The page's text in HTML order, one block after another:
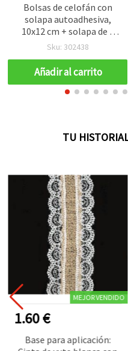
Bolsas de celofán con
solapa autoadhesiva,
10x12 cm + solapa de 3
cm, 30 micras, pack de 200
manualidades
Sku: 302438
Añadir al carrito
TU
MEJOR VENDIDO
1.60 €
Base para aplicación: